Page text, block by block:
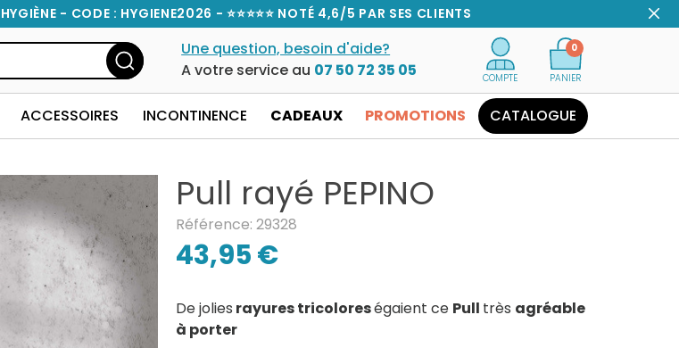
- CODE : HYGIENE2026 - ⭐⭐⭐⭐⭐ NOTÉ 4,6/5 PAR SES CLIENTS
Une question, besoin d'aide?
A votre service au 07 50 72 35 05 COMPTE PANIER
0
ACCESSOIRES INCONTINENCE CADEAUX PROMOTIONS CATALOGUE
Pull rayé PEPINO
Référence: 29328
43,95 €
De jolies rayures tricoloreségaient ce Pull très agréable
à porter